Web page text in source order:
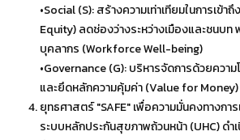
•Social (S): สร้างความเท่าเทียมในการเข้า
Equity) ลดช่องว่างระหว่างเมืองและชนบ
บุคลากร (Workforce Well-being)
•Governance (G): บริหารจัดการด้วยควา
และยึดหลักความคุ้มค่า (Value for Money)
ยุทธศาสตร์ "SAFE" เพื่อความมั่นคงทางกา
ระบบหลักประกันสุขภาพถ้วนหน้า (UHC) ดำ